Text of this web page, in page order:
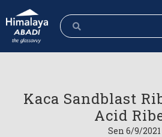
Kaca Sandblast
Acid
Sen 6/9/2021